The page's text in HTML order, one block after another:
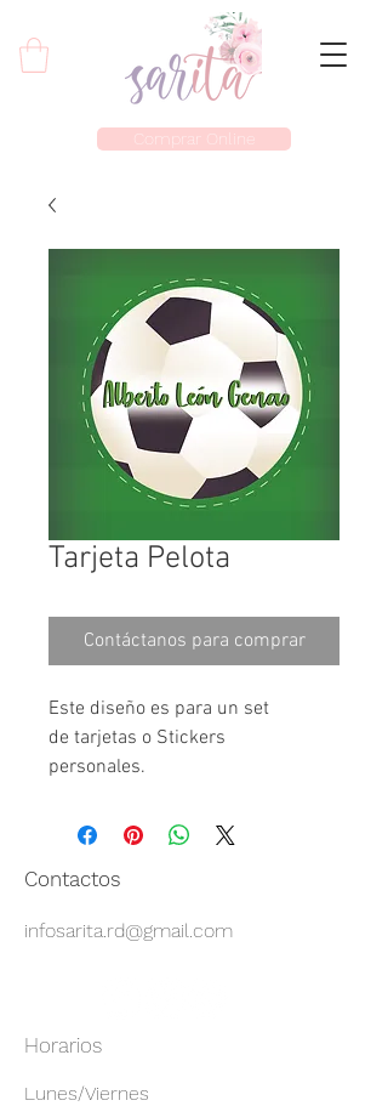
Comprar Online
Tarjeta Pelota
Contáctanos para comprar
Este diseño es para un set
de tarjetas o Stickers
personales.⠀⠀⠀⠀⠀⠀⠀
Contactos
infosarita.rd@gmail.com
Horarios
Lunes/Viernes